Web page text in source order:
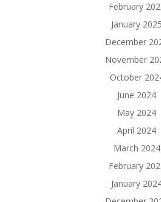
February
January 2025
December
November
October
June 2024
May 2024
April 2024
March 2024
February
January